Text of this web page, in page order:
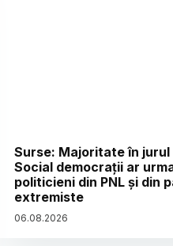
Surse: Majoritate în jurul
Social democrații ar
politicieni din PNL și din
extremiste
06.08.2026